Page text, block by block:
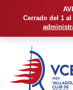
Cerrado del 1
contenido